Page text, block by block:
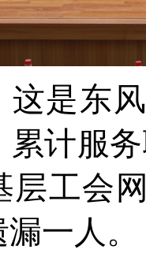
这是东
累计服
层工会
一人